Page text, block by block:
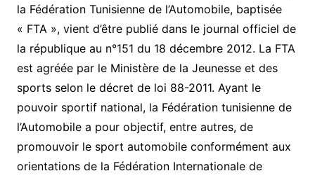
la Fédération Tunisienne de l’Automobile, baptisée
« FTA », vient d’être publié dans le journal officiel de
la république au n°151 du 18 décembre 2012. La FTA
est agréée par le Ministère de la Jeunesse et des
sports selon le décret de loi 88-2011. Ayant le
pouvoir sportif national, la Fédération tunisienne de
l’Automobile a pour objectif, entre autres, de
promouvoir le sport automobile conformément aux
orientations de la Fédération Internationale de